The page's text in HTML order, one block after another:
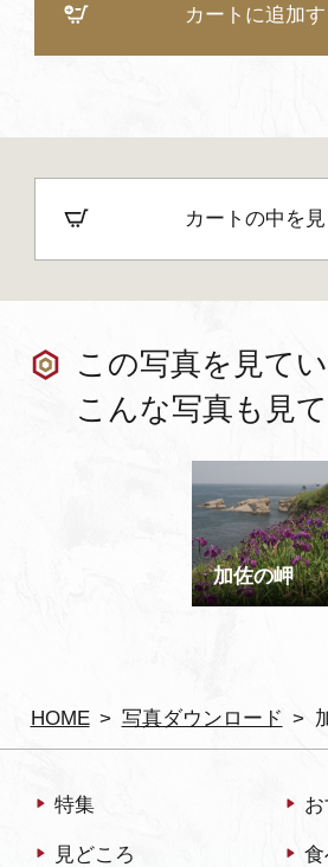
HOME 写真ダウンロード
カートに追加す
カートの中を見
この写真を見てい
こんな写真も見
加佐の岬
特集
見どころ 食